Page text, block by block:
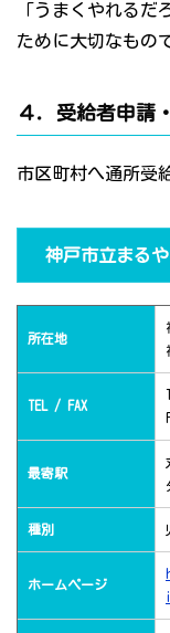
「うまくやれるだ
ために大切なもの
４．受給者申請
市区町村へ通所受
神戸市立まる
所在地
TEL / FAX
最寄駅
種別
ホームページ